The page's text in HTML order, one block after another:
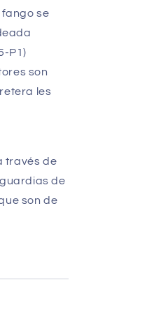
se
P1)
son
les
través de
de
son de